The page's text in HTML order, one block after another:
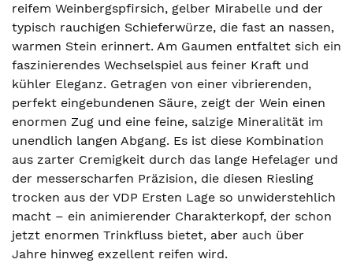
reifem Weinbergspfirsich, gelber Mirabelle und der
typisch rauchigen Schieferwürze, die fast an nassen,
warmen Stein erinnert. Am Gaumen entfaltet sich ein
faszinierendes Wechselspiel aus feiner Kraft und
kühler Eleganz. Getragen von einer vibrierenden,
perfekt eingebundenen Säure, zeigt der Wein einen
enormen Zug und eine feine, salzige Mineralität im
unendlich langen Abgang. Es ist diese Kombination
aus zarter Cremigkeit durch das lange Hefelager und
der messerscharfen Präzision, die diesen Riesling
trocken aus der VDP Ersten Lage so unwiderstehlich
macht – ein animierender Charakterkopf, der schon
jetzt enormen Trinkfluss bietet, aber auch über
Jahre hinweg exzellent reifen wird.